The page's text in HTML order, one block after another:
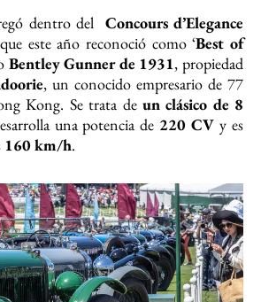
dentro del Concours d’Elegance
que este año reconoció como ‘Best of
Bentley Gunner de 1931, propiedad
, un conocido empresario de 77
Kong. Se trata de un clásico de 8
una potencia de 220 CV y es
160 km/h.